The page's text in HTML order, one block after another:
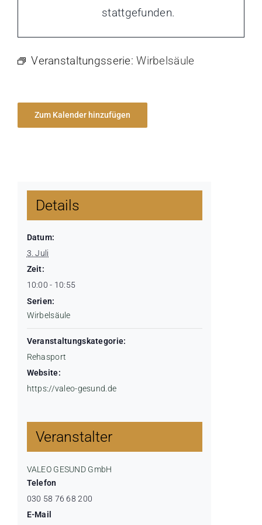
stattgefunden.
Veranstaltungsserie:Wirbelsäule
Zum Kalender hinzufügen
Details
Datum:
3. Juli
Zeit:
10:00 - 10:55
Serien:
Wirbelsäule
Veranstaltungskategorie:
Rehasport
Website:
https://valeo-gesund.de
Veranstalter
VALEO GESUND GmbH
Telefon
030 58 76 68 200
E-Mail